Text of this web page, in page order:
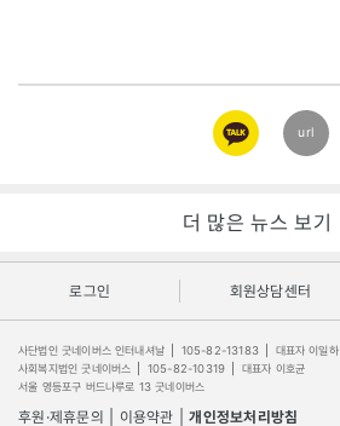
카카오
링크
url
더 많은 뉴스 보기
로그인 회원상담센터
사단법인 굿네이버스 인터내셔날 105-82-13183
대표자 이일하
사회복지법인 굿네이버스
105-82-10319
대표자 이호균
서울 영등포구 버드나루로 13 굿네이버스
후원·제휴문의 이용약관 개인정보처리방침